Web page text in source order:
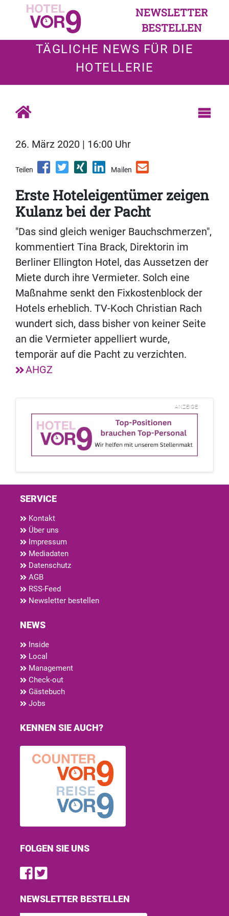
NEWSLETTER
BESTELLEN
TÄGLICHE NEWS FÜR DIE
HOTELLERIE
26. März 2020 | 16:00 Uhr
Teilen Mailen
Erste Hoteleigentümer zeigen
Kulanz bei der Pacht
"Das sind gleich weniger Bauchschmerzen",
kommentiert Tina Brack, Direktorin im
Berliner Ellington Hotel, das Aussetzen der
Miete durch ihre Vermieter. Solch eine
Maßnahme senkt den Fixkostenblock der
Hotels erheblich. TV-Koch Christian Rach
wundert sich, dass bisher von keiner Seite
an die Vermieter appelliert wurde,
temporär auf die Pacht zu verzichten.
AHGZ
ANZEIGE
SERVICE
Kontakt
Über uns
Impressum
Mediadaten
Datenschutz
AGB
RSS-Feed
Newsletter bestellen
NEWS
Inside
Local
Management
Check-out
Gästebuch
Jobs
KENNEN SIE AUCH?
FOLGEN SIE UNS
Find us on Facebook
Follow us on Twitter
NEWSLETTER BESTELLEN